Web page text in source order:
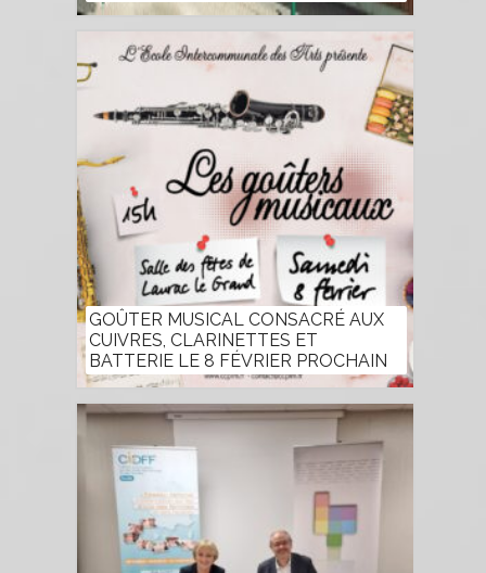
GOÛTER MUSICAL CONSACRÉ AUX
CUIVRES, CLARINETTES ET
BATTERIE LE 8 FÉVRIER PROCHAIN